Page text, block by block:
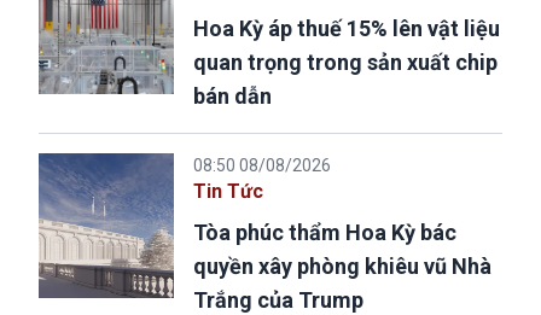
Hoa Kỳ áp thuế 15% lên vật liệu
quan trọng trong sản xuất chip
bán dẫn
08:50 08/08/2026
Tin Tức
Tòa phúc thẩm Hoa Kỳ bác
quyền xây phòng khiêu vũ Nhà
Trắng của Trump